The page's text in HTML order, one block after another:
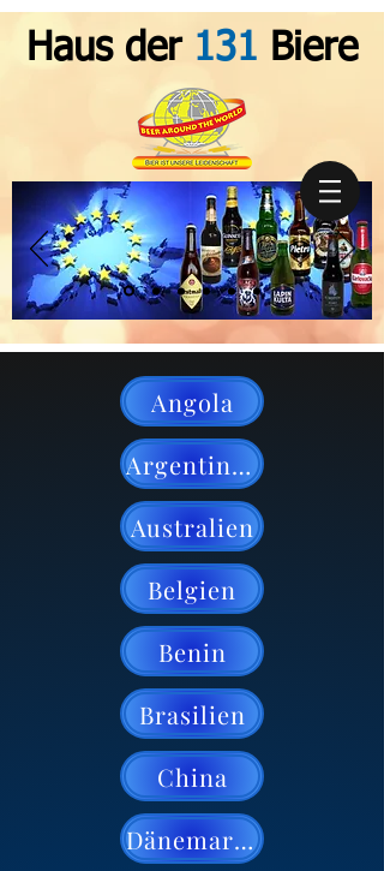
Haus der 131 Biere
Angola
Argentinien
Australien
Belgien
Benin
Brasilien
China
Dänemarck